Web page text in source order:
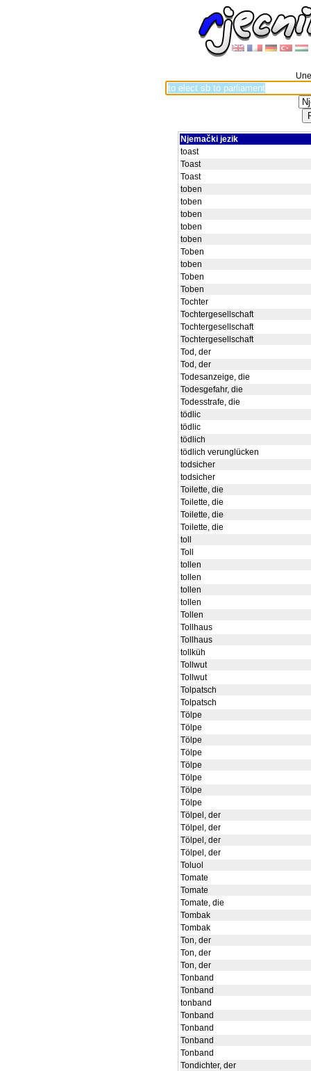
Njemački jezik
toast
Toast
Toast
toben
toben
toben
toben
toben
Toben
toben
Toben
Toben
Tochter
Tochtergesellschaft
Tochtergesellschaft
Tochtergesellschaft
Tod, der
Tod, der
Todesanzeige, die
Todesgefahr, die
Todesstrafe, die
tödlic
tödlic
tödlich
tödlich verunglücken
todsicher
todsicher
Toilette, die
Toilette, die
Toilette, die
Toilette, die
toll
Toll
tollen
tollen
tollen
tollen
Tollen
Tollhaus
Tollhaus
tollküh
Tollwut
Tollwut
Tolpatsch
Tolpatsch
Tölpe
Tölpe
Tölpe
Tölpe
Tölpe
Tölpe
Tölpe
Tölpe
Tölpel, der
Tölpel, der
Tölpel, der
Tölpel, der
Toluol
Tomate
Tomate
Tomate, die
Tombak
Tombak
Ton, der
Ton, der
Ton, der
Tonband
Tonband
tonband
Tonband
Tonband
Tonband
Tonband
Tondichter, der